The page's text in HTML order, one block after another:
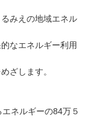
みえの地域エネル
なエネルギー利用
ざします。
ネルギーの84万５